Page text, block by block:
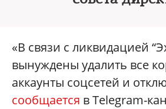
«В связи с ликвидацией
вынуждены удалить все
аккаунты соцсетей и
сообщается в Telegram-